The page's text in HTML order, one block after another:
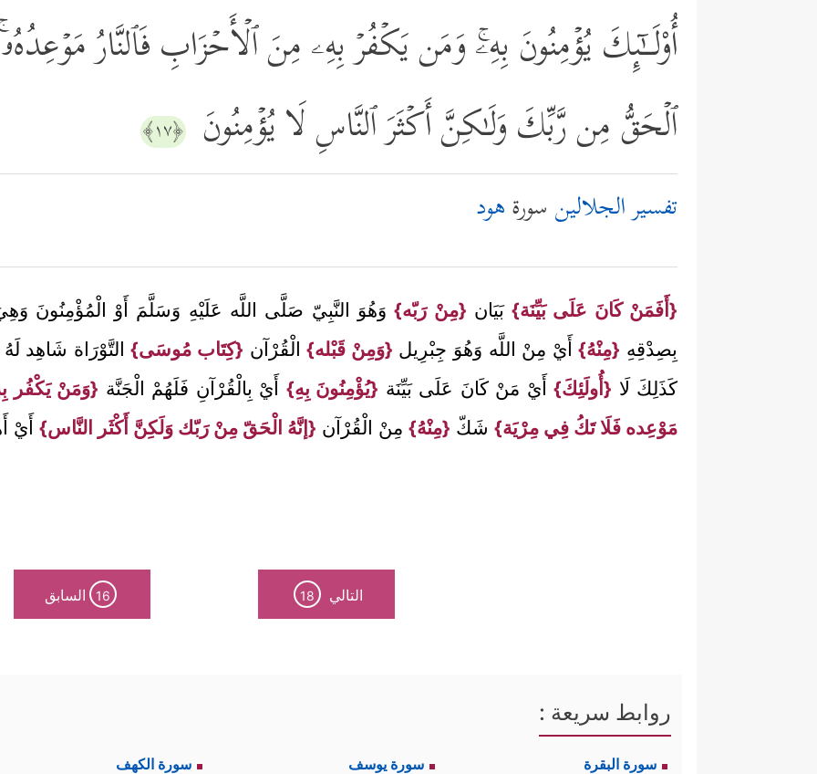
أُوْلَــٰۤىِٕكَ یُؤۡمِنُونَ بِهِۦۚ وَمَن یَكۡفُرۡ بِهِۦ مِنَ ٱلۡأَحۡزَابِ فَٱلنَّارُ
ٱلۡحَقُّ مِن رَّبِّكَ وَلَـٰكِنَّ أَكۡثَرَ ٱلنَّاسِ لَا یُؤۡمِنُونَ ﴿١٧﴾
تفسير الجلالين سورةهود
{أَفَمَنْ كَانَ عَلَى بَيِّنَة}بَيَان {مِنْ رَبّه}وَهُوَ النَّبِيّ صَلَّى اللَّه عَلَيْهِ وَسَلَّمَ أَوْ الْمُؤْمِنُونَ
بِصِدْقِهِ {مِنْهُ}أَيْ مِنْ اللَّه وَهُوَ جِبْرِيل {وَمِنْ قَبْله}الْقُرْآن {كِتَاب مُوسَى}التَّوْرَاة شَاهِد لَهُ
كَذَلِكَ لَا {أُولَئِكَ}أَيْ مَنْ كَانَ عَلَى بَيِّنَة {يُؤْمِنُونَ بِهِ} أَيْ بِالْقُرْآنِ فَلَهُمْ الْجَنَّة {وَمَنْ يَكْفُر
مَوْعِده فَلَا تَكُ فِي مِرْيَة} شَكّ {مِنْهُ} مِنْ الْقُرْآن {إنَّهُ الْحَقّ مِنْ رَبّك وَلَكِنَّ أَكْثَر النَّاس} أَيْ
التالي 18
16 السابق
روابط سريعة :
سورة البقرة سورة يوسف سورة الكهف